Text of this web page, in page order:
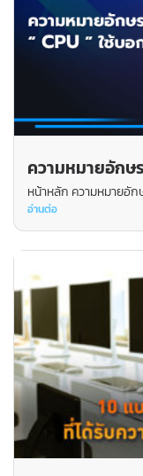
ความหมายอักษ
หน้าหลัก ความหมายอัก
อ่านต่อ